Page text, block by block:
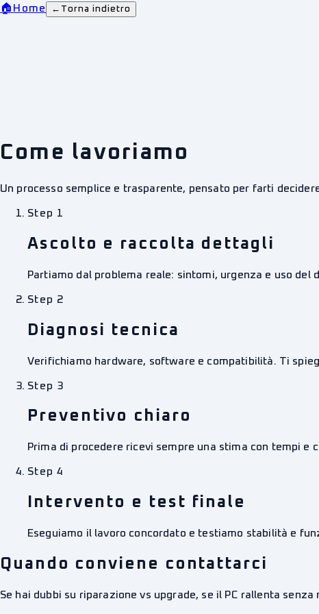
🏠 Home ← Torna indietro
Come lavoriamo
Un processo semplice e trasparente, pensato per farti
Step 1
Ascolto e raccolta dettagli
Partiamo dal problema reale: sintomi, urgenza e uso
Step 2
Diagnosi tecnica
Verifichiamo hardware, software e compatibilità. Ti
Step 3
Preventivo chiaro
Prima di procedere ricevi sempre una stima con tempi
Step4
Intervento e test finale
Eseguiamo il lavoro concordato e testiamo stabilità e
Quando conviene contattarci
Se hai dubbi su riparazione vs upgrade, se il PC rallenta